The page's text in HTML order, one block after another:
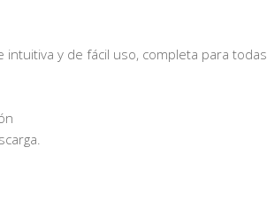
intuitiva y de fácil uso, completa para todas